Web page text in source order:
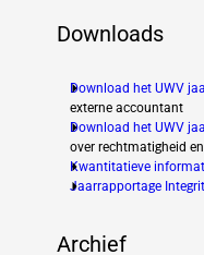
Downloads
Download het UWV
externe accountant
Download het UWV
over rechtmatigheid
Kwantitatieve
Jaarrapportage
Archief